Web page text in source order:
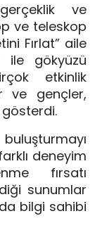
ve
ve teleskop
Fırlat” aile
ile gökyüzü
etkinlik
ve gençler,
deneyim
fırsatı
sunumlar
bilgi sahibi